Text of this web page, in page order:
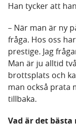
Han tycker att
– När man är ny
fråga. Hos oss
prestige. Jag
Man är ju alltid
brottsplats och
man också prata
tillbaka.
Vad är det bästa